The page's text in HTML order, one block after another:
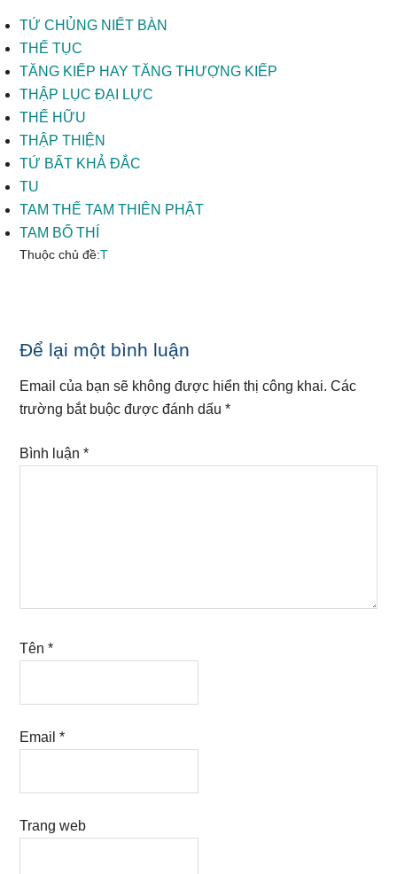
TỨ CHỦNG NIẾT BÀN
THẾ TỤC
TĂNG KIẾP HAY TĂNG THƯỢNG KIẾP
THẬP LỤC ĐẠI LỰC
THẾ HỮU
THẬP THIỆN
TỨ BẤT KHẢ ĐẮC
TU
TAM THẾ TAM THIÊN PHẬT
TAM BỐ THÍ
Thuộc chủ đề:T
Reader
Interactions
Để lại một bình luận
Email của bạn sẽ không được hiển thị công khai. Các
trường bắt buộc được đánh dấu*
Bình luận*
Tên*
Email*
Trang web